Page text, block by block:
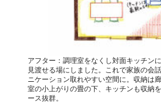
アフター：調理室をなくし対面キッチン
見渡せる場にしました。これで家族の会
ニケーション取れやすい空間に。収納は
室の小上がりの畳の下、キッチンも収納
ース抜群。